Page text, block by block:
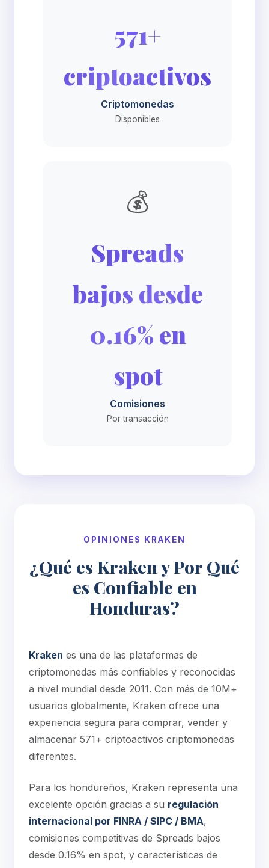
571+
criptoactivos
Criptomonedas
Disponibles
💰
Spreads
bajos desde
0.16% en
spot
Comisiones
Por transacción
OPINIONES KRAKEN
¿Qué es Kraken y Por Qué
es Confiable en
Honduras?
Kraken es una de las plataformas de
criptomonedas más confiables y reconocidas
a nivel mundial desde 2011. Con más de 10M+
usuarios globalmente, Kraken ofrece una
experiencia segura para comprar, vender y
almacenar 571+ criptoactivos criptomonedas
diferentes.
Para los hondureños, Kraken representa una
excelente opción gracias a su regulación
internacional por FINRA / SIPC / BMA,
comisiones competitivas de Spreads bajos
desde 0.16% en spot, y características de